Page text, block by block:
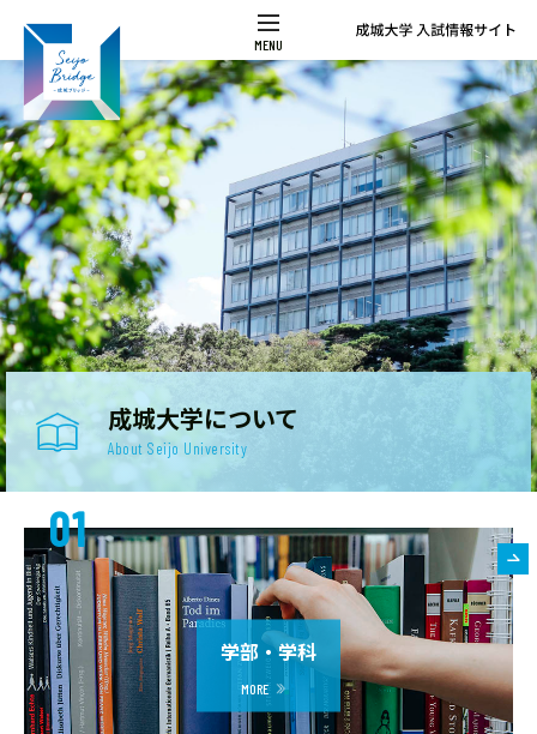
成城大学について
About Seijo University
学部・学科